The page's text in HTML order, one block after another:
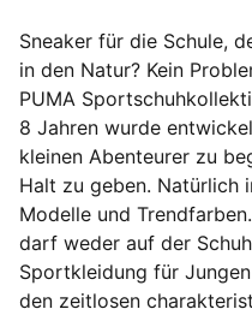
Sneaker für die Schule,
in den Natur? Kein
PUMA
8 Jahren wurde
kleinen Abenteurer zu
Halt zu geben. Natürlich
Modelle und
darf weder auf der
Sportkleidung für
den zeitlosen